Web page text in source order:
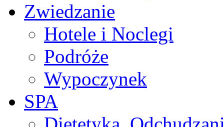
Zwiedzanie
Hotele i Noclegi
Podróże
Wypoczynek
SPA